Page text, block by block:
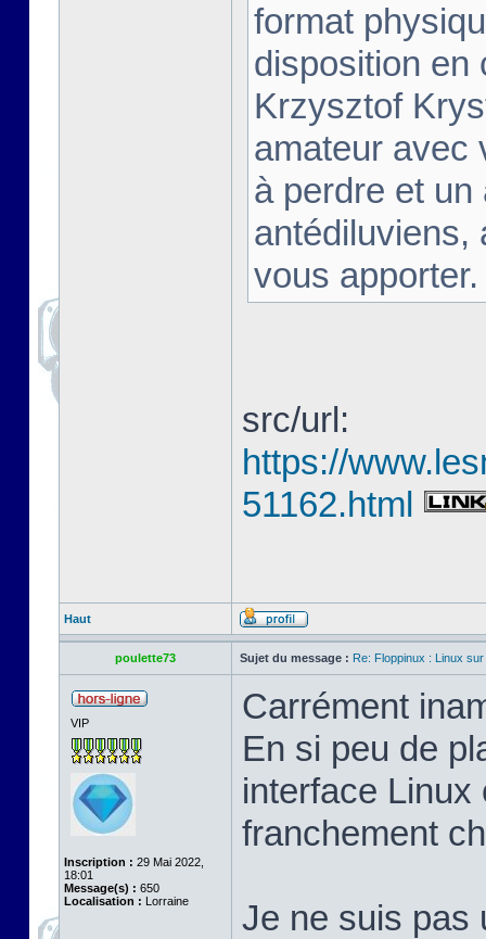
format
disposition en
Krzysztof
amateur avec
à perdre et
antédiluviens,
vous
src/url:
https://
51162.html
Haut
poulette73 Sujet du message : Re: Floppinux : Linux
VIP
Inscription : 29 Mai 2022,
18:01
Message(s) : 650
Localisation : Lorraine
Carrément
En si peu de
interface Linux
franchement
Je ne suis pas